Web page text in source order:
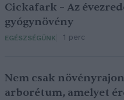
Cickafark – Az
gyógynövény
EGÉSZSÉGÜNK 1 perc
Nem csak
arborétum, amelyet